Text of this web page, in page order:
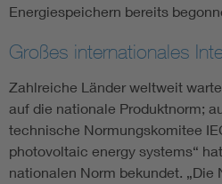
Energiespeichern bereits
Großes internationales
Zahlreiche Länder weltweit
auf die nationale Produktnorm;
technische Normungskomitee
photovoltaic energy systems“
nationalen Norm bekundet. „Die